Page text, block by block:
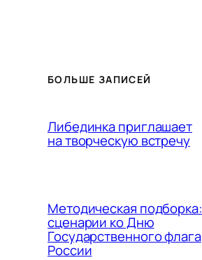
БОЛЬШЕ ЗАПИСЕЙ
Либединка приглашает
на творческую встречу
Методическая подборка:
сценарии ко Дню
Государственного флага
России